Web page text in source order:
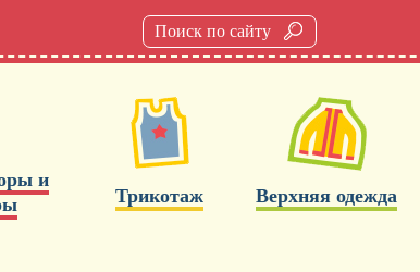
и
Трикотаж Верхняя одежда